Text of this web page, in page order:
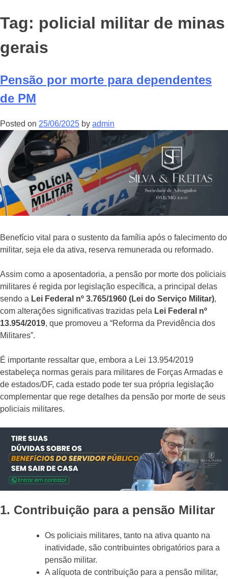
Tag: policial militar de minas
gerais
Pensão por morte para dependentes
de PM
Posted on 25/06/2025 by admin
Benefício vital para o sustento da família após o falecimento do
militar, seja ele da ativa, reserva remunerada ou reformado.
Assim como a aposentadoria, a pensão por morte dos policiais
militares é regida por legislação específica, a principal delas
sendo a Lei Federal nº 3.765/1960 (Lei do Serviço Militar),
com alterações significativas trazidas pela Lei Federal nº
13.954/2019, que promoveu a “Reforma da Previdência dos
Militares”.
É importante ressaltar que, embora a Lei 13.954/2019
estabeleça normas gerais para militares de Forças Armadas e
de estados/DF, cada estado pode ter sua própria legislação
complementar que rege detalhes da pensão por morte de seus
policiais militares.
1. Contribuição para a pensão Militar
Os policiais militares, tanto na ativa quanto na
inatividade, são contribuintes obrigatórios para a
pensão militar.
A alíquota de contribuição para a pensão militar,